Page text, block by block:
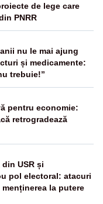
de lege care
PNRR
nu le mai ajung
și medicamente:
trebuie!”
pentru economie:
retrogradează
USR și
pol electoral: atacuri
la putere